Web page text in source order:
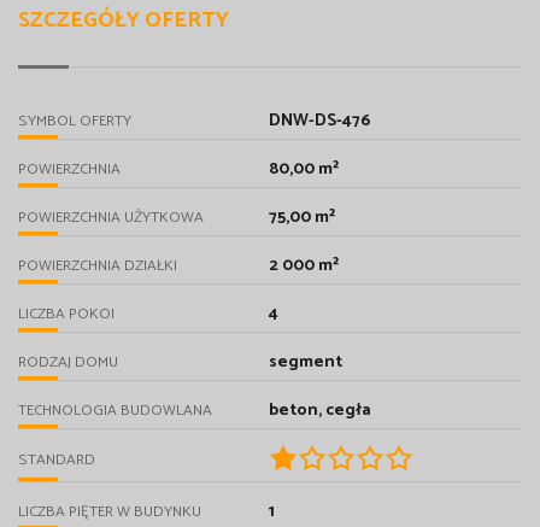
SZCZEGÓŁY OFERTY
SYMBOL OFERTY DNW-DS-476
POWIERZCHNIA 80,00 m²
POWIERZCHNIA UŻYTKOWA 75,00 m²
POWIERZCHNIA DZIAŁKI 2 000 m²
LICZBA POKOI 4
RODZAJ DOMU segment
TECHNOLOGIA BUDOWLANA beton, cegła
STANDARD
LICZBA PIĘTER W BUDYNKU 1